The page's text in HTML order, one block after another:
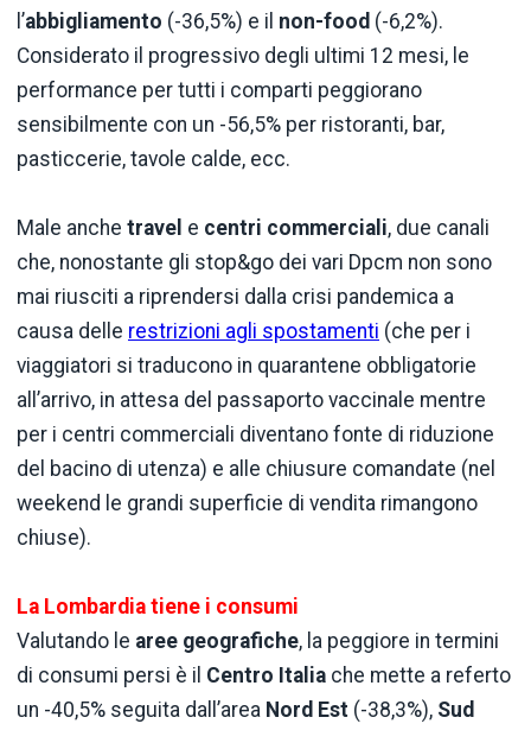
l’abbigliamento (-36,5%) e il non-food (-6,2%).
Considerato il progressivo degli ultimi 12 mesi, le
performance per tutti i comparti peggiorano
sensibilmente con un -56,5% per ristoranti, bar,
pasticcerie, tavole calde, ecc.
Male anche travel e centri commerciali, due canali
che, nonostante gli stop&go dei vari Dpcm non sono
mai riusciti a riprendersi dalla crisi pandemica a
causa delle restrizioni agli spostamenti (che per i
viaggiatori si traducono in quarantene obbligatorie
all’arrivo, in attesa del passaporto vaccinale mentre
per i centri commerciali diventano fonte di riduzione
del bacino di utenza) e alle chiusure comandate (nel
weekend le grandi superficie di vendita rimangono
chiuse).
La Lombardia tiene i consumi
Valutando le aree geografiche, la peggiore in termini
di consumi persi è il Centro Italia che mette a referto
un -40,5% seguita dall’area Nord Est (-38,3%), Sud